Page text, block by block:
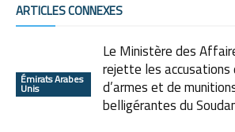
ARTICLES CONNEXES
Émirats Arabes
Unis
Le Ministère des
rejette les accusations
d’armes et de
belligérantes du